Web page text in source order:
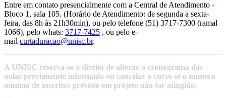
Entre em contato presencialmente com a Central de Atendimento -
Bloco 1, sala 105. (Horário de Atendimento: de segunda a sexta-
feira, das 8h às 21h30min), ou pelo telefone (51) 3717-7300 (ramal
1066), pelo whats: 3717-7425 , ou pelo e-
mail curtaduracao@unisc.br.
A UNISC reserva-se o direito de alterar o cronograma das
aulas previamente informado ou cancelar o curso se o número
mínimo de inscritos previsto em projeto não for atingido.